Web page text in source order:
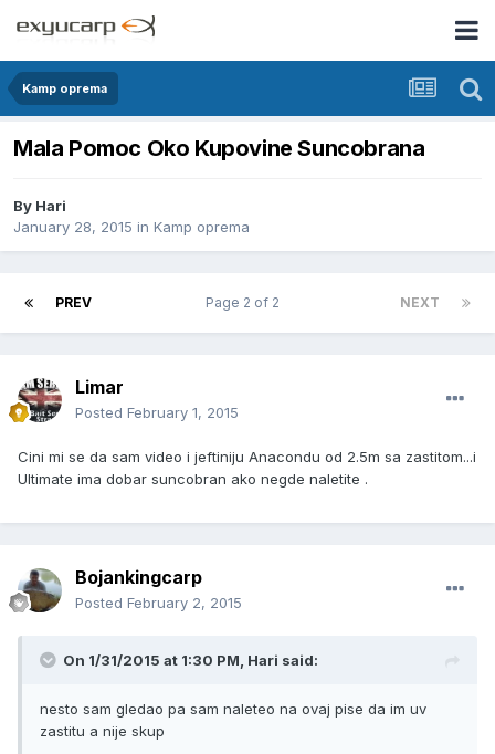
Kamp oprema
Mala Pomoc Oko Kupovine Suncobrana
By Hari
January 28, 2015 in Kamp oprema
PREV NEXT
Page 2 of 2
Limar
Posted February 1, 2015
Cini mi se da sam video i jeftiniju Anacondu od 2.5m sa zastitom...i
Ultimate ima dobar suncobran ako negde naletite .
Bojankingcarp
Posted February 2, 2015
On 1/31/2015 at 1:30 PM, Hari said:
nesto sam gledao pa sam naleteo na ovaj pise da im uv
zastitu a nije skup